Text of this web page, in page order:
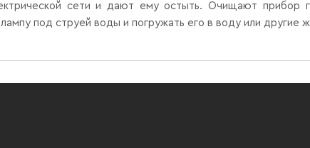
сети и дают ему остыть. Очищают прибор
под струей воды и погружать его в воду или другие